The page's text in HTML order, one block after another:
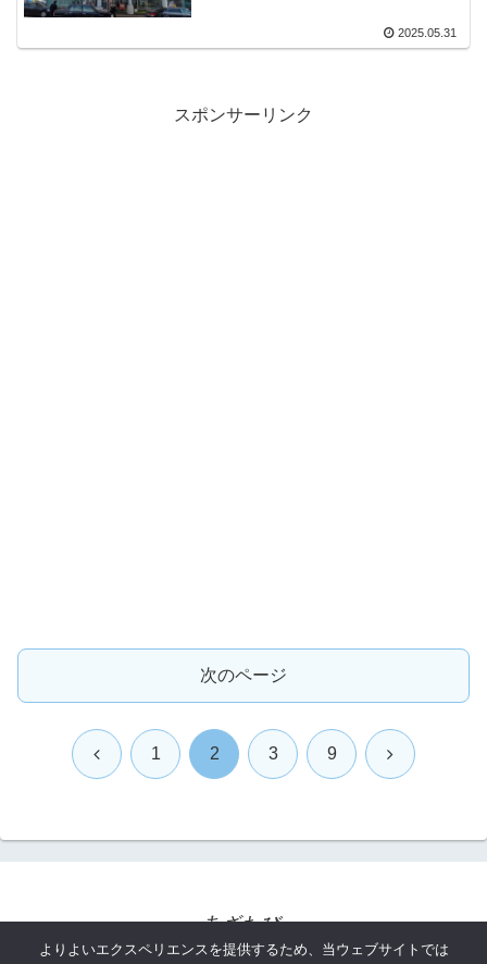
2025.05.31
スポンサーリンク
次のページ
前 1 2 3 9 次
あざたび
プロフィール お問い合わせ
よりよいエクスペリエンスを提供するため、当ウェブサイトでは